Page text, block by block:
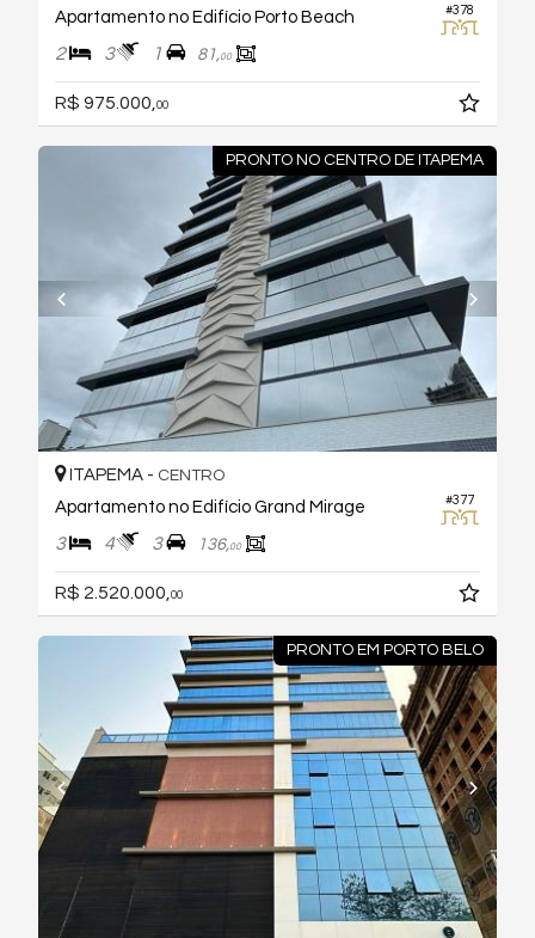
#378
Apartamento no Edifício Porto Beach
2 3 1 81,00
R$ 975.000, 00
PRONTO NO CENTRO DE ITAPEMA
#377
ITAPEMA - CENTRO
Apartamento no Edifício Grand Mirage
3 4 3 136,00
R$ 2.520.000, 00
PRONTO EM PORTO BELO